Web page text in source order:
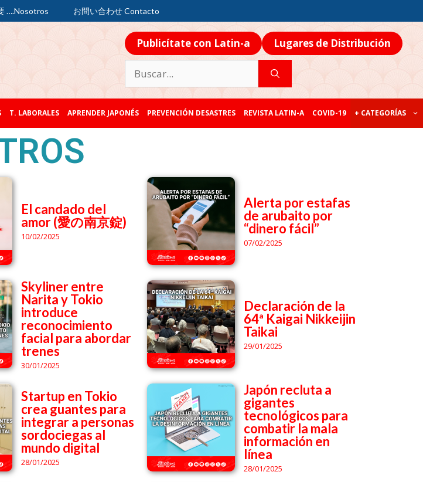
….Nosotros お問い合わせ Contacto
Publicítate con Latin-a Lugares de Distribución
T. LABORALES APRENDER JAPONÉS PREVENCIÓN DESASTRES REVISTA LATIN-A COVID-19 + CATEGORÍAS
El candado del
amor (愛の南京錠)
10/02/2025
Alerta por estafas
de arubaito por
“dinero fácil”
07/02/2025
Skyliner entre
Narita y Tokio
introduce
reconocimiento
facial para abordar
trenes
30/01/2025
Declaración de la
64ª Kaigai Nikkeijin
Taikai
29/01/2025
Startup en Tokio
crea guantes para
integrar a personas
sordociegas al
mundo digital
28/01/2025
Japón recluta a
gigantes
tecnológicos para
combatir la mala
información en
línea
28/01/2025